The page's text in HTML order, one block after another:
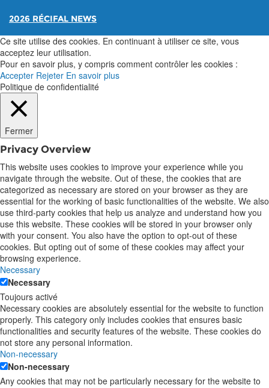
2026 RÉCIFAL NEWS
Ce site utilise des cookies. En continuant à utiliser ce site, vous
acceptez leur utilisation.
Pour en savoir plus, y compris comment contrôler les cookies :
Accepter Rejeter En savoir plus
Politique de confidentialité
Fermer
Privacy Overview
This website uses cookies to improve your experience while you
navigate through the website. Out of these, the cookies that are
categorized as necessary are stored on your browser as they are
essential for the working of basic functionalities of the website. We also
use third-party cookies that help us analyze and understand how you
use this website. These cookies will be stored in your browser only
with your consent. You also have the option to opt-out of these
cookies. But opting out of some of these cookies may affect your
browsing experience.
Necessary
Necessary
Toujours activé
Necessary cookies are absolutely essential for the website to function
properly. This category only includes cookies that ensures basic
functionalities and security features of the website. These cookies do
not store any personal information.
Non-necessary
Non-necessary
Any cookies that may not be particularly necessary for the website to